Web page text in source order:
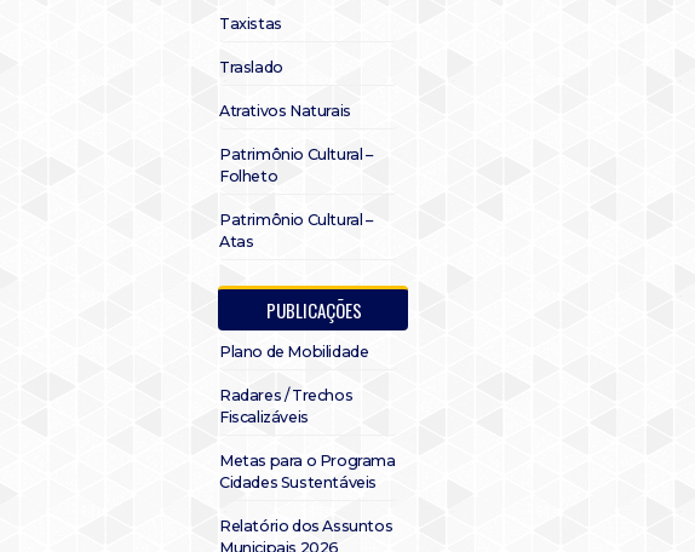
Taxistas
Traslado
Atrativos Naturais
Patrimônio Cultural –
Folheto
Patrimônio Cultural –
Atas
PUBLICAÇÕES
Plano de Mobilidade
Radares / Trechos
Fiscalizáveis
Metas para o Programa
Cidades Sustentáveis
Relatório dos Assuntos
Municipais 2026